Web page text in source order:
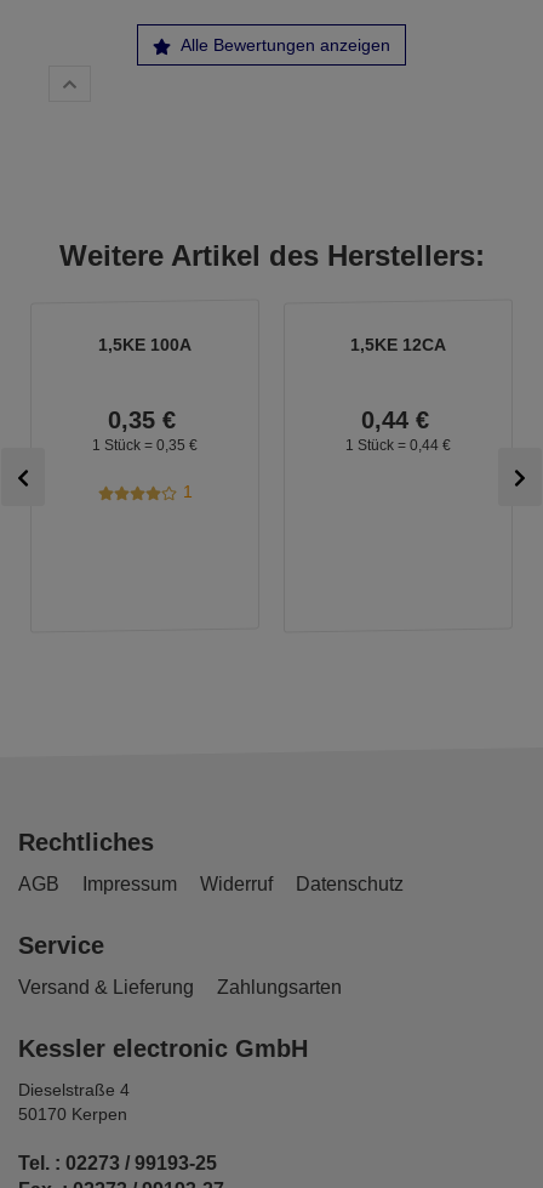
Alle Bewertungen anzeigen
Weitere Artikel des Herstellers:
1,5KE 100A
0,35 €
1 Stück = 0, 35 €
1
1,5KE 12CA
0,44 €
1 Stück = 0, 44 €
Rechtliches
AGB Impressum Widerruf Datenschutz
Service
Versand & Lieferung Zahlungsarten
Kessler electronic GmbH
Dieselstraße 4
50170 Kerpen
Tel. : 02273 / 99193-25